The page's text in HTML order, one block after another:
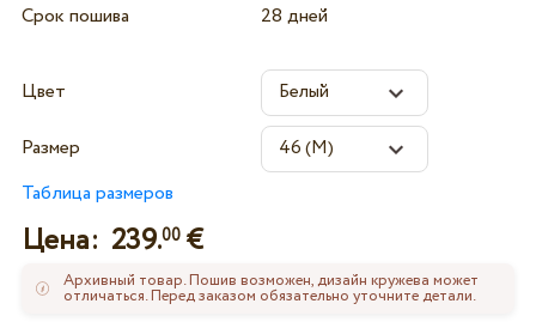
Срок пошива
28 дней
Цвет
Размер
Таблица размеров
Цена: 239.00€
Архивный товар. Пошив возможен, дизайн кружева может
отличаться. Перед заказом обязательно уточните детали.